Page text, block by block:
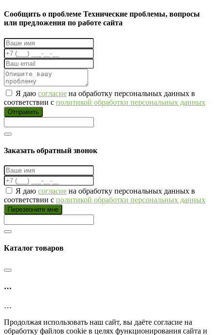
Cообщить о проблеме Технические проблемы, вопросы
или предложения по работе сайта
Я даю согласие на обработку персональных данных в
соответствии с политикой обработки персональных данных
Отправить
Заказать обратный звонок
Я даю согласие на обработку персональных данных в
соответствии с политикой обработки персональных данных
Перезвоните мне
Каталог товаров
…
…
Продолжая использовать наш сайт, вы даёте согласие на
обработку файлов cookie в целях функционирования сайта и